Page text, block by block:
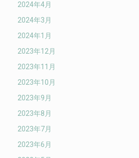
2024年4月
2024年3月
2024年1月
2023年12月
2023年11月
2023年10月
2023年9月
2023年8月
2023年7月
2023年6月